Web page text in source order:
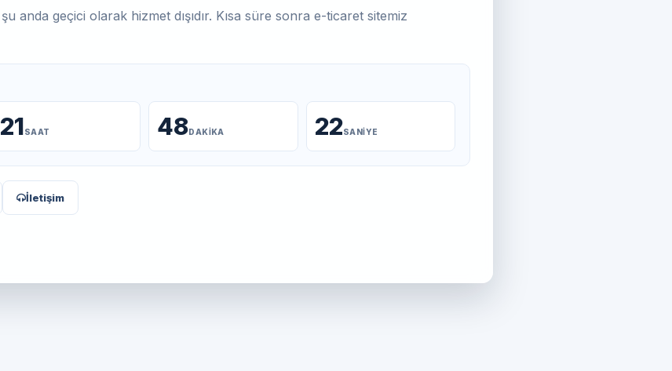
şu anda geçici olarak hizmet dışıdır. Kısa süre sonra e-ticaret sitemiz
21SAAT 48DAKIKA 22SANIYE
İletişim